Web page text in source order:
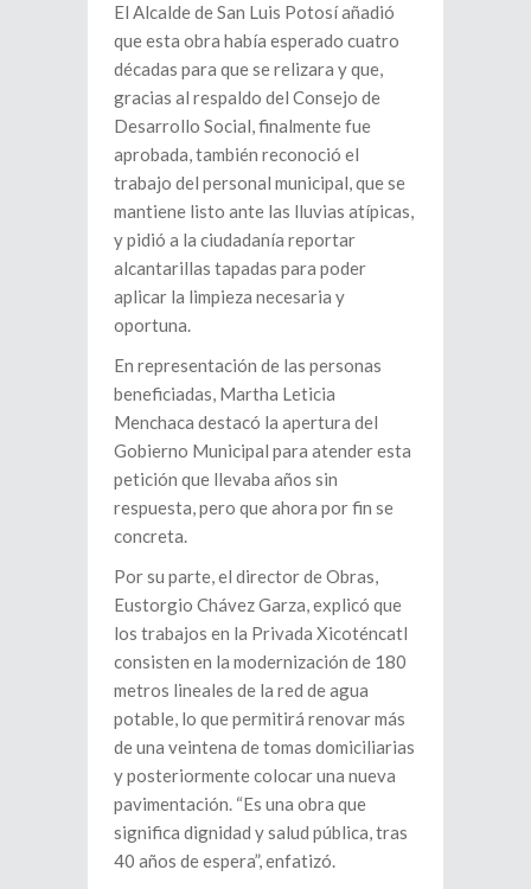
El Alcalde de San Luis Potosí añadió
que esta obra había esperado cuatro
décadas para que se relizara y que,
gracias al respaldo del Consejo de
Desarrollo Social, finalmente fue
aprobada, también reconoció el
trabajo del personal municipal, que se
mantiene listo ante las lluvias atípicas,
y pidió a la ciudadanía reportar
alcantarillas tapadas para poder
aplicar la limpieza necesaria y
oportuna.
En representación de las personas
beneficiadas, Martha Leticia
Menchaca destacó la apertura del
Gobierno Municipal para atender esta
petición que llevaba años sin
respuesta, pero que ahora por fin se
concreta.
Por su parte, el director de Obras,
Eustorgio Chávez Garza, explicó que
los trabajos en la Privada Xicoténcatl
consisten en la modernización de 180
metros lineales de la red de agua
potable, lo que permitirá renovar más
de una veintena de tomas domiciliarias
y posteriormente colocar una nueva
pavimentación. “Es una obra que
significa dignidad y salud pública, tras
40 años de espera”, enfatizó.